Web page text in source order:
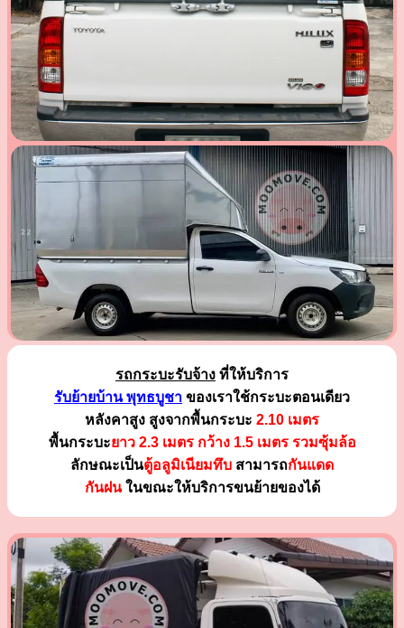
รถกระบะรับจ้าง ที่ให้บริการ
รับย้ายบ้าน พุทธบูชา ของเราใช้กระบะตอนเดียว
หลังคาสูง สูงจากพื้นกระบะ 2.10 เมตร
พื้นกระบะยาว 2.3 เมตร กว้าง 1.5 เมตร รวมซุ้มล้อ
ลักษณะเป็นตู้อลูมิเนียมทึบ สามารถกันแดด
กันฝนในขณะให้บริการขนย้ายของได้